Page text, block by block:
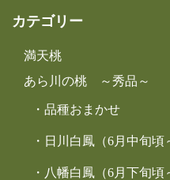
カテゴリー
満天桃
あら川の桃 ～秀品～
品種おまかせ
日川白鳳（6月中旬頃
八幡白鳳（6月下旬頃